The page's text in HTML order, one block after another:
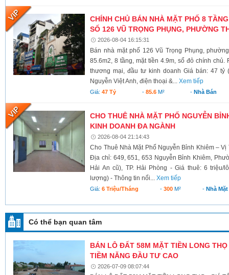
CHÍNH CHỦ BÁN NHÀ MẶT PHỐ 8
SỐ 126 VŨ TRỌNG PHỤNG, PHƯỜNG
2026-08-04 16:15:31
Bán nhà mặt phố 126 Vũ Trọng Phụng,
85.6m2, 8 tầng, mặt tiền 4.9m, sổ đỏ chính
thương mại, đầu tư kinh doanh Giá bán: 47
Nguyễn Việt Anh, điện thoại &...Xem tiếp
Giá:47 Tỷ - 85.6M² - Nhà Bán
CHO THUÊ NHÀ MẶT PHỐ NGUYỄN
KINH DOANH ĐA NGÀNH
2026-08-04 21:14:43
Cho Thuê Nhà Mặt Phố Nguyễn Bỉnh Khiêm –
Địa chỉ: 649, 651, 653 Nguyễn Bỉnh Khiêm,
Hải An cũ), TP. Hải Phòng - Giá thuê: 6 triệu/
lượng) - Thông tin nổi...Xem tiếp
Giá:6 Triệu/tháng -300 M² - Nhà
Có thể bạn quan tâm
BÁN LÔ ĐẤT 58M MẶT TIỀN LONG
TIỀM NĂNG ĐẦU TƯ CAO
2026-07-09 08:07:44